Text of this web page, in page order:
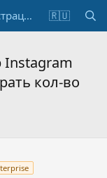
Регистрация 🇷🇺
Instagram
кол-во